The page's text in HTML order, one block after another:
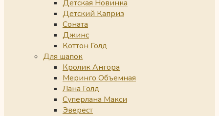
Детская Новинка
Детский Каприз
Соната
Джинс
Коттон Голд
Для шапок
Кролик Ангора
Меринго Объемная
Лана Голд
Суперлана Макси
Эверест